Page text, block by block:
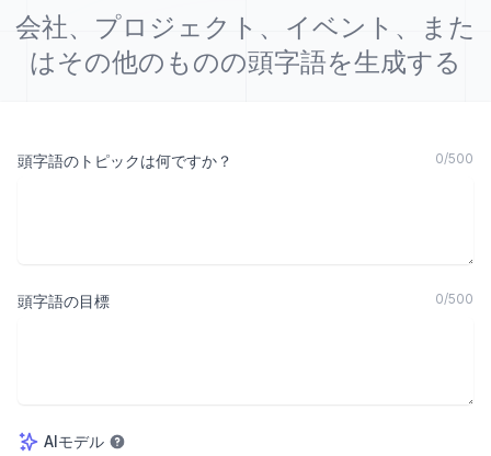
会社、プロジェクト、イベント、また
はその他のものの頭字語を生成する
頭字語のトピックは何ですか？ 0/500
頭字語の目標 0/500
AIモデル